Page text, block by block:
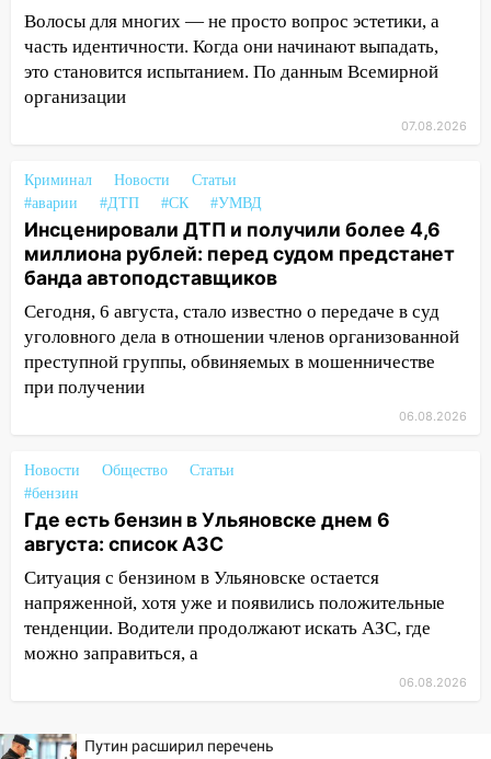
10:40 В Ульяновске спасатели ночью
нашли потерявшегося в заброшенных
садах 79-летнего мужчину
10:26 На нескольких улицах Ульяновска
временно отключили холодную воду
10:14
В Ульяновске двоих участников
коррупционной схемы при ЦГКБ
отправили в колонию на 7 и 8 лет
09:52 Ночью беспилотники сбили над
соседними Татарстаном и Саратовской
областью
09:41 Диана Шурыгина уверовала в
Бога в СИЗО
В Ульяновске директора фирмы
млн рублей
08:22
велосипедистку: пострадали двое
07:20 Жара возвращается: ожидается
знойный и сухой четверг
06:00 Под Ульяновском при развороте
пострадал 38-летний водитель
второй мужчина в мире сталкиваются с
Волосы для многих — не просто вопрос эстетики, а
часть идентичности. Когда они начинают выпадать,
это становится испытанием. По данным Всемирной
организации
07.08.2026
Криминал Новости
Статьи
#аварии
#ДТП #СК #УМВД
Инсценировали ДТП и получили более 4,6
миллиона рублей: перед судом предстанет
банда автоподставщиков
Сегодня, 6 августа, стало известно о передаче в суд
уголовного дела в отношении членов организованной
преступной группы, обвиняемых в мошенничестве
при получении
06.08.2026
Новости Общество
Статьи
#бензин
Где есть бензин в Ульяновске днем 6
августа: список АЗС
Ситуация с бензином в Ульяновске остается
напряженной, хотя уже и появились положительные
тенденции. Водители продолжают искать АЗС, где
можно заправиться, а
06.08.2026
Путин расширил перечень